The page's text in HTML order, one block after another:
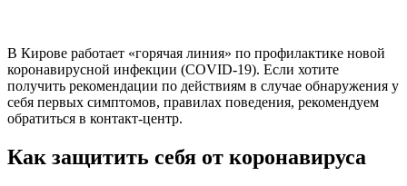
В Кирове работает «горячая линия» по профилактике новой
коронавирусной инфекции (COVID-19). Если хотите
получить рекомендации по действиям в случае обнаружения у
себя первых симптомов, правилах поведения, рекомендуем
обратиться в контакт-центр.
Как защитить себя от коронавируса